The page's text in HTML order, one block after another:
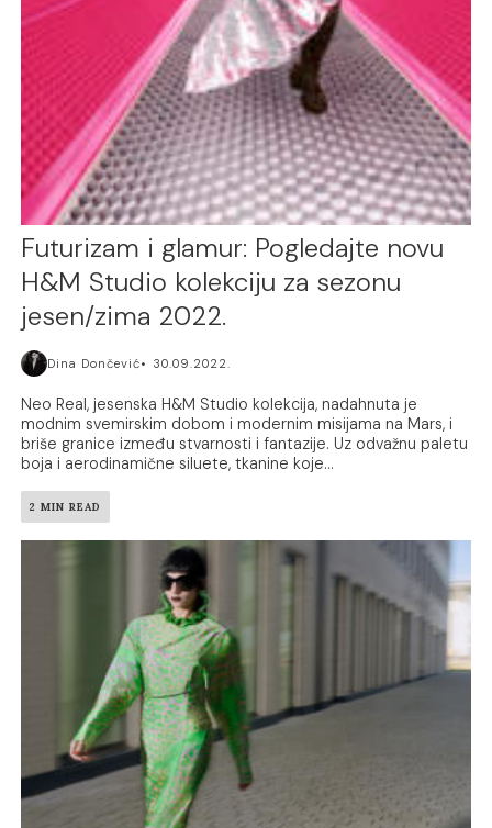
Futurizam i glamur: Pogledajte novu
H&M Studio kolekciju za sezonu
jesen/zima 2022.
Dina Dončević 30.09.2022.
Neo Real, jesenska H&M Studio kolekcija, nadahnuta je
modnim svemirskim dobom i modernim misijama na Mars, i
briše granice između stvarnosti i fantazije. Uz odvažnu paletu
boja i aerodinamične siluete, tkanine koje...
2 MIN READ